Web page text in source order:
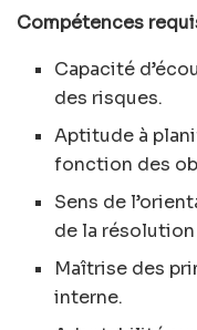
Compétences
Capacité
des risques.
Aptitude à
fonction des
Sens de
de la
Maîtrise des
interne.